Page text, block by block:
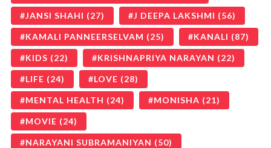
JANSI SHAHI (27) J DEEPA LAKSHMI (56)
KAMALI PANNEERSELVAM (25) KANALI (87)
KIDS (22) KRISHNAPRIYA NARAYAN (22)
LIFE (24) LOVE (28)
MENTAL HEALTH (24) MONISHA (21)
MOVIE (24)
NARAYANI SUBRAMANIYAN (50)